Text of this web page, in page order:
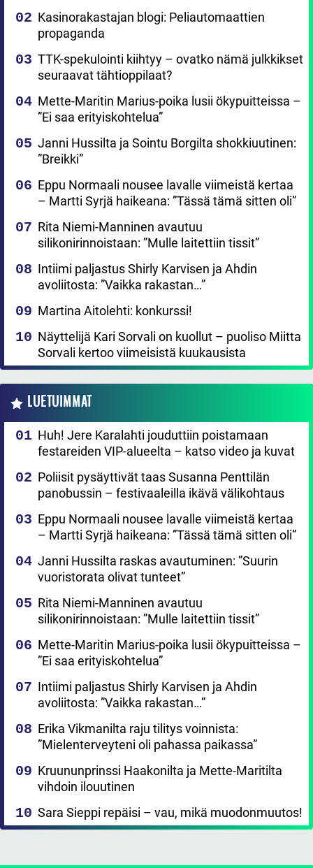
Kasinorakastajan blogi: Peliautomaattien
propaganda
TTK-spekulointi kiihtyy – ovatko nämä julkkikset
seuraavat tähtioppilaat?
Mette-Maritin Marius-poika lusii ökypuitteissa –
”Ei saa erityiskohtelua”
Janni Hussilta ja Sointu Borgilta shokkiuutinen:
”Breikki”
Eppu Normaali nousee lavalle viimeistä kertaa
– Martti Syrjä haikeana: ”Tässä tämä sitten oli”
Rita Niemi-Manninen avautuu
silikonirinnoistaan: ”Mulle laitettiin tissit”
Intiimi paljastus Shirly Karvisen ja Ahdin
avoliitosta: ”Vaikka rakastan…”
Martina Aitolehti: konkurssi!
Näyttelijä Kari Sorvali on kuollut – puoliso Miitta
Sorvali kertoo viimeisistä kuukausista
LUETUIMMAT
Huh! Jere Karalahti jouduttiin poistamaan
festareiden VIP-alueelta – katso video ja kuvat
Poliisit pysäyttivät taas Susanna Penttilän
panobussin – festivaaleilla ikävä välikohtaus
Eppu Normaali nousee lavalle viimeistä kertaa
– Martti Syrjä haikeana: ”Tässä tämä sitten oli”
Janni Hussilta raskas avautuminen: ”Suurin
vuoristorata olivat tunteet”
Rita Niemi-Manninen avautuu
silikonirinnoistaan: ”Mulle laitettiin tissit”
Mette-Maritin Marius-poika lusii ökypuitteissa –
”Ei saa erityiskohtelua”
Intiimi paljastus Shirly Karvisen ja Ahdin
avoliitosta: ”Vaikka rakastan…”
Erika Vikmanilta raju tilitys voinnista:
”Mielenterveyteni oli pahassa paikassa”
Kruununprinssi Haakonilta ja Mette-Maritilta
vihdoin ilouutinen
Sara Sieppi repäisi – vau, mikä muodonmuutos!